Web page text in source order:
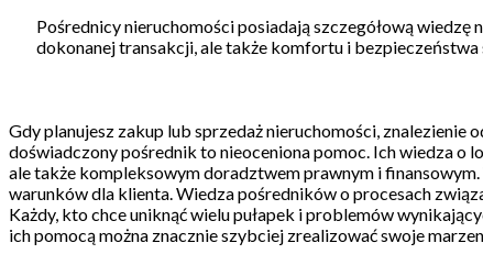
Pośrednicy nieruchomości posiadają szczegółową
dokonanej transakcji, ale także komfortu i
Gdy planujesz zakup lub sprzedaż nieruchomości,
doświadczony pośrednik to nieoceniona pomoc. Ich wiedza o
ale także kompleksowym doradztwem prawnym i
warunków dla klienta. Wiedza pośredników o procesach
Każdy, kto chce uniknąć wielu pułapek i problemów
ich pomocą można znacznie szybciej zrealizować swoje